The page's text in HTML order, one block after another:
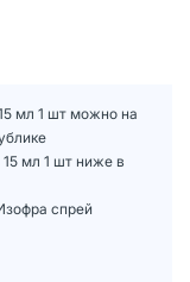
мл 1 шт можно на
мл 1 шт ниже в
спрей